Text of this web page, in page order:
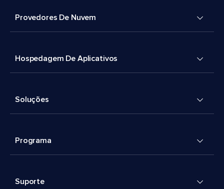
Provedores De Nuvem
Hospedagem De Aplicativos
Soluções
Programa
Suporte